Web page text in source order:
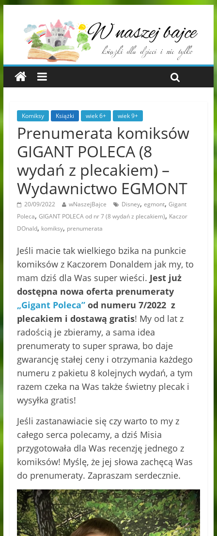
Komiksy Książki wiek 6+ wiek 9+
Prenumerata komiksów
GIGANT POLECA (8
wydań z plecakiem) –
Wydawnictwo EGMONT
20/09/2022 wNaszejBajce Disney, egmont, Gigant
Poleca, GIGANT POLECA od nr 7 (8 wydań z plecakiem), Kaczor
DOnald, komiksy, prenumerata
Jeśli macie tak wielkiego bzika na punkcie
komiksów z Kaczorem Donaldem jak my, to
mam dziś dla Was super wieści. Jest już
dostępna nowa oferta prenumeraty
„Gigant Poleca”od numeru 7/2022 z
plecakiem i dostawą gratis! My od lat z
radością je zbieramy, a sama idea
prenumeraty to super sprawa, bo daje
gwarancję stałej ceny i otrzymania każdego
numeru z pakietu 8 kolejnych wydań, a tym
razem czeka na Was także świetny plecak i
wysyłka gratis!
Jeśli zastanawiacie się czy warto to my z
całego serca polecamy, a dziś Misia
przygotowała dla Was recenzję jednego z
komiksów! Myślę, że jej słowa zachęcą Was
do prenumeraty. Zapraszam serdecznie.